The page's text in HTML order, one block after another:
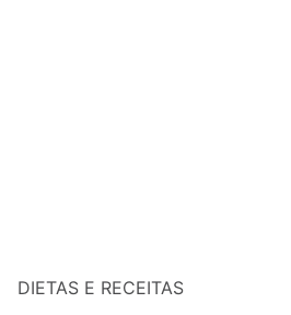
DIETAS E RECEITAS